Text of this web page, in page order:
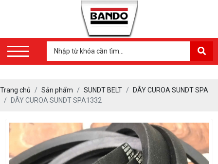
Trang chủ Sản phẩm SUNDT BELT
DÂY CUROA SUNDT SPA
DÂY CUROA SUNDT SPA1332